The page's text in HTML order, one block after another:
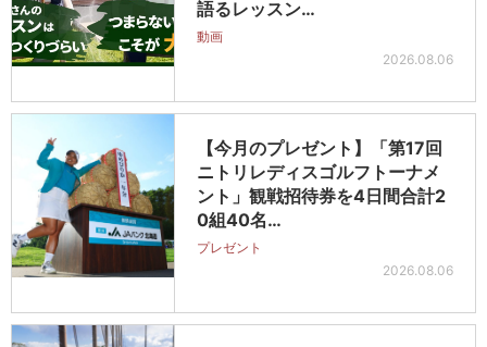
語るレッスン…
動画
2026.08.06
【今月のプレゼント】「第17回
ニトリレディスゴルフトーナメ
ント」観戦招待券を4日間合計2
0組40名…
プレゼント
2026.08.06